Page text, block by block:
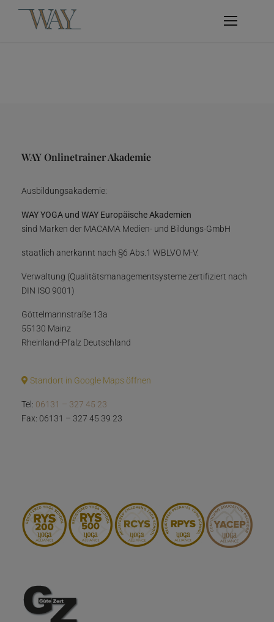
WAY Onlinetrainer Akademie
Ausbildungsakademie:
WAY YOGA und WAY Europäische Akademien
sind Marken der MACAMA Medien- und Bildungs-GmbH
staatlich anerkannt nach §6 Abs.1 WBLVO M-V.
Verwaltung (Qualitätsmanagementsysteme zertifiziert nach
DIN ISO 9001)
Göttelmannstraße 13a
55130 Mainz
Rheinland-Pfalz Deutschland
Standort in Google Maps öffnen
Tel: 06131 – 327 45 23
Fax: 06131 – 327 45 39 23